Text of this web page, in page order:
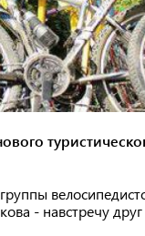
- навстречу друг